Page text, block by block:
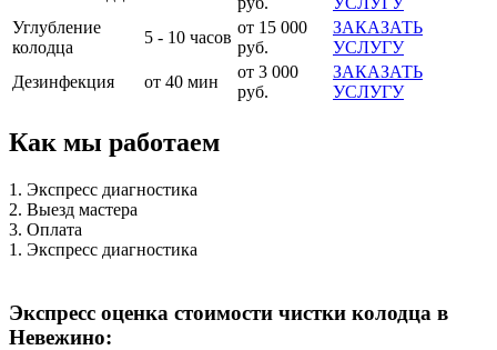
Углубление
колодца
5 - 10 часов
от 15 000
руб.
ЗАКАЗАТЬ
УСЛУГУ
Дезинфекция
от 40 мин
от 3 000
руб.
ЗАКАЗАТЬ
УСЛУГУ
Как мы работаем
1. Экспресс диагностика
2. Выезд мастера
3. Оплата
1. Экспресс диагностика
Экспресс оценка стоимости чистки колодца в
Невежино: